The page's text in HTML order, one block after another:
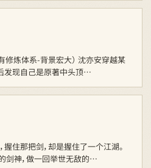
修炼体系-背景宏大） 沈亦安穿越某
发现自己是原著中头顶…
住那把剑，却是握住了一个江湖。
剑神，做一回举世无敌的…